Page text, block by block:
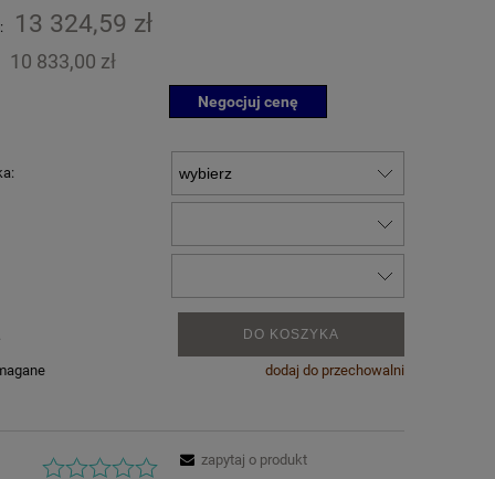
Cena nie zawiera ewentualnych kosztów
13 324,59 zł
10 833,00 zł
Negocjuj cenę
DO KOSZYKA
dodaj do przechowalni
zapytaj o produkt